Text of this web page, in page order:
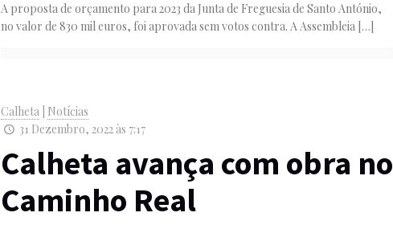
A proposta de orçamento para 2023 da Junta de Freguesia de Santo António,
no valor de 830 mil euros, foi aprovada sem votos contra. A Assembleia […]
Calheta Notícias
31 Dezembro, 2022 às 7:17
Calheta avança com obra no
Caminho Real